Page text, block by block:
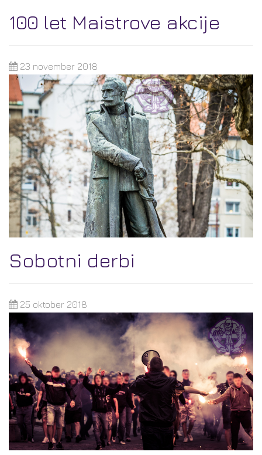
100 let Maistrove akcije
23 november 2018
Sobotni derbi
25 oktober 2018